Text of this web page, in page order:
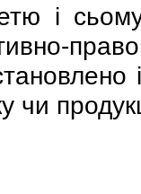
i сьому
чи